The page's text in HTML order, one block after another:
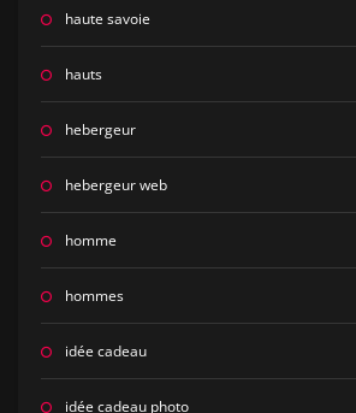
haute savoie
hauts
hebergeur
hebergeur web
homme
hommes
idée cadeau
idée cadeau photo